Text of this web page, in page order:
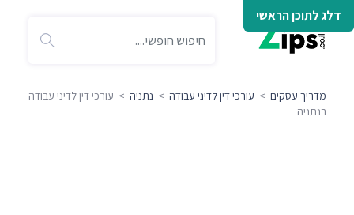
דלג לתוכן הראשי
מדריך עסקים > עורכי דין לדיני עבודה > נתניה > עורכי דין לדיני עבודה
בנתניה